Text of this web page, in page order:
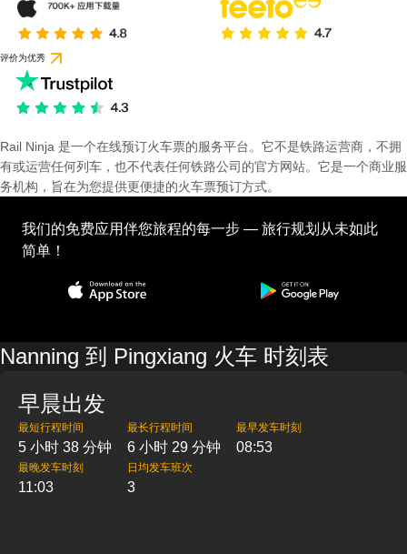
评价为优秀
Rail Ninja 是一个在线预订火车票的服务平台。它不是铁路运营商，不拥
有或运营任何列车，也不代表任何铁路公司的官方网站。它是一个商业服
务机构，旨在为您提供更便捷的火车票预订方式。
我们的免费应用伴您旅程的每一步 — 旅行规划从未如此
简单！
Nanning 到 Pingxiang 火车 时刻表
早晨出发
最短行程时间
5 小时 38 分钟
最长行程时间
6 小时 29 分钟
最早发车时刻
08:53
最晚发车时刻
11:03
日均发车班次
3